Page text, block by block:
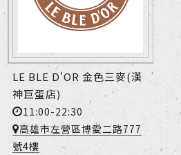
LE BLE D'OR 金色三麥(漢
神巨蛋店)
11:00-22:30
高雄市左營區博愛二路777
號4樓